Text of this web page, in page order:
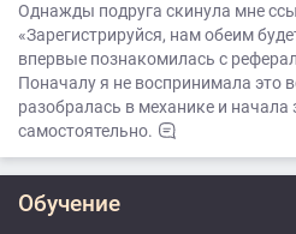
Однажды подруга скинула мне
«Зарегистрируйся, нам обеим
впервые познакомилась с
Поначалу я не воспринимала это
разобралась в механике и
самостоятельно.
Обучение